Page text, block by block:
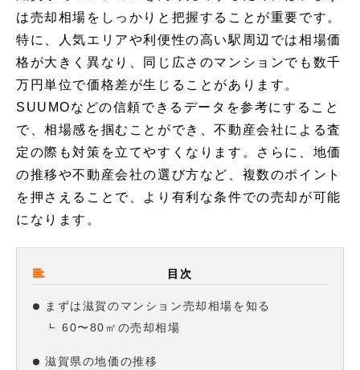
は売却相場をしっかりと把握することが重要です。
特に、人気エリアや利便性の高い駅周辺では相場価
格が大きく異なり、同じ広さのマンションでも数千
万円単位で価格差が生じることがあります。
SUUMOなどの信頼できるデータを参考にすること
で、相場感を掴むことができ、不動産会社による査
定の際も対策を立てやすくなります。さらに、地価
の推移や不動産会社の選び方など、複数のポイント
を押さえることで、より有利な条件での売却が可能
になります。
目次
まずは滋賀のマンション売却相場を知る
60〜80㎡の売却相場
滋賀県の地価の推移